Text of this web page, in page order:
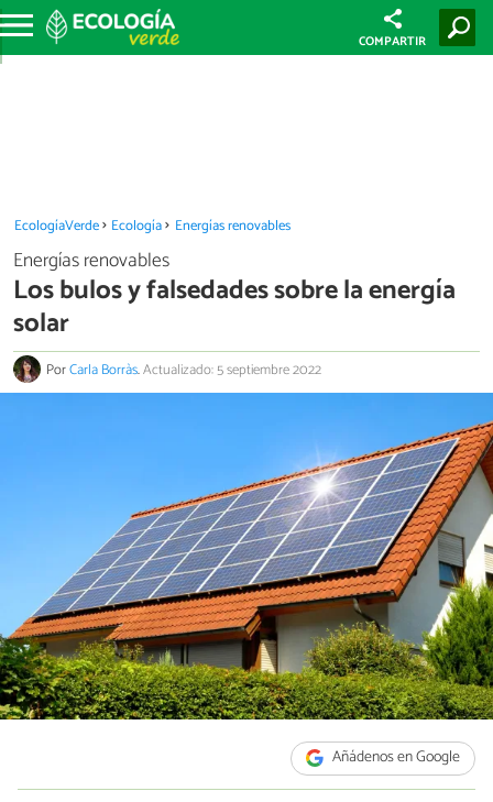
COMPARTIR
EcologíaVerde Ecología Energías renovables
Energías renovables
Los bulos y falsedades sobre la energía
solar
PorCarla Borràs.Actualizado: 5 septiembre 2022
Añádenos en Google